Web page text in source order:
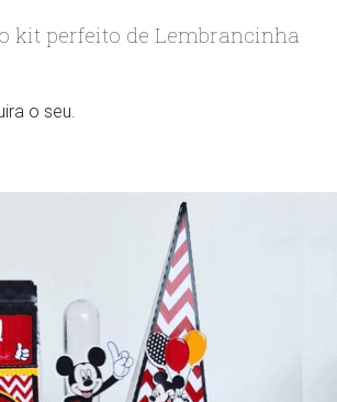
kit perfeito de Lembrancinha
o seu.